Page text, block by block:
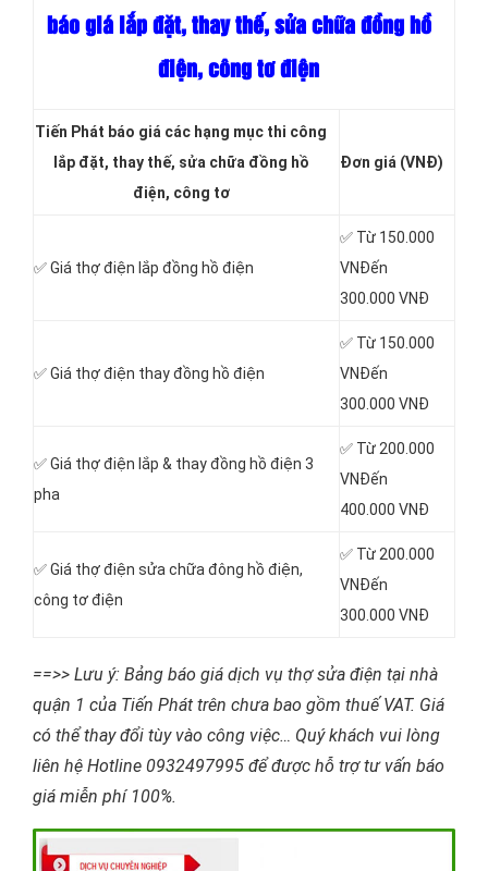
báo giá lắp đặt, thay thế, sửa chữa đồng hồ
điện, công tơ điện
Tiến Phát báo giá các hạng mục thi công
lắp đặt, thay thế, sửa chữa đồng hồ
điện, công tơ
Đơn giá (VNĐ)
✅ Giá thợ điện lắp đồng hồ điện
✅ Từ 150.000
VNĐến
300.000 VNĐ
✅ Giá thợ điện thay đồng hồ điện
✅ Từ 150.000
VNĐến
300.000 VNĐ
✅ Giá thợ điện lắp & thay đồng hồ điện 3
pha
✅ Từ 200.000
VNĐến
400.000 VNĐ
✅ Giá thợ điện sửa chữa đông hồ điện,
công tơ điện
✅ Từ 200.000
VNĐến
300.000 VNĐ
==>> Lưu ý: Bảng báo giá dịch vụ thợ sửa điện tại nhà
quận 1 của Tiến Phát trên chưa bao gồm thuế VAT. Giá
có thể thay đổi tùy vào công việc… Quý khách vui lòng
liên hệ Hotline 0932497995 để được hỗ trợ tư vấn báo
giá miễn phí 100%.